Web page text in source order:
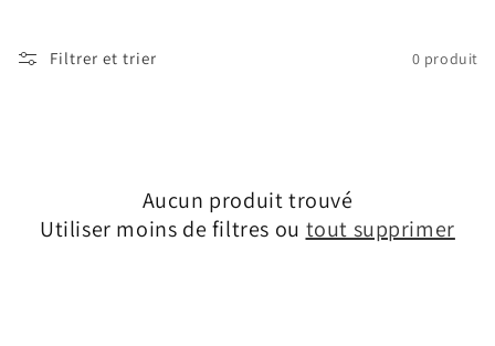
Filtrer et trier 0 produit
Aucun produit trouvé
Utiliser moins de filtres ou tout supprimer